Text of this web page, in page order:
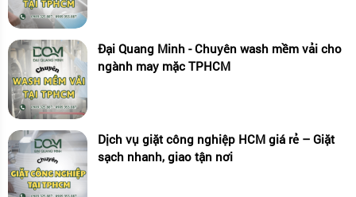
Đại Quang Minh - Chuyên wash mềm vải cho
ngành may mặc TPHCM
Dịch vụ giặt công nghiệp HCM giá rẻ – Giặt
sạch nhanh, giao tận nơi